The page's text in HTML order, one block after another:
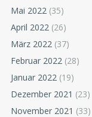
Mai 2022 (35)
April 2022 (26)
März 2022 (37)
Februar 2022 (28)
Januar 2022 (19)
Dezember 2021 (23)
November 2021 (33)